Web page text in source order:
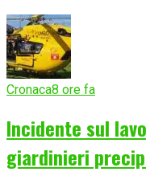
Cronaca8 ore fa
Incidente sul
giardinieri